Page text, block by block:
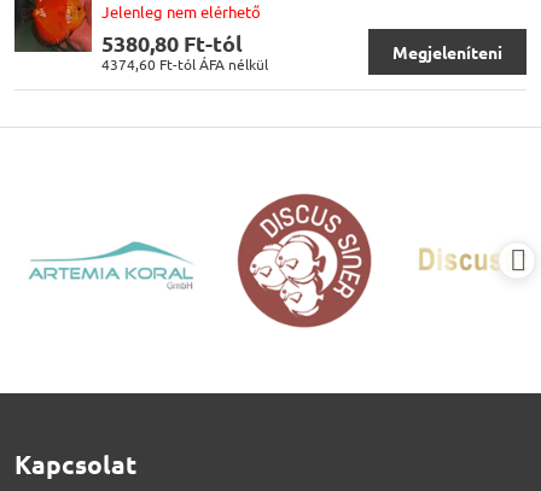
Jelenleg nem elérhető
5380,80 Ft-tól
4374,60 Ft-tólÁFA nélkül
Megjeleníteni
Kapcsolat